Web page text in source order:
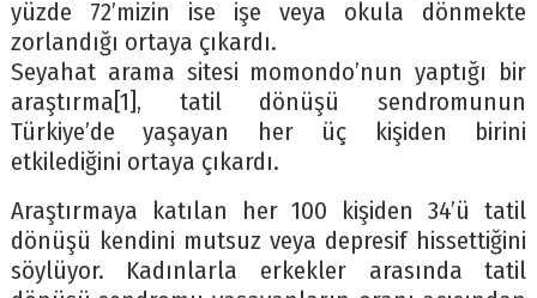
yüzde 72’mizin ise işe veya okula dönmekte
zorlandığı ortaya çıkardı.
Seyahat arama sitesi momondo’nun yaptığı bir
araştırma[1], tatil dönüşü sendromunun
Türkiye’de yaşayan her üç kişiden birini
etkilediğini ortaya çıkardı.
Araştırmaya katılan her 100 kişiden 34’ü tatil
dönüşü kendini mutsuz veya depresif hissettiğini
söylüyor. Kadınlarla erkekler arasında tatil